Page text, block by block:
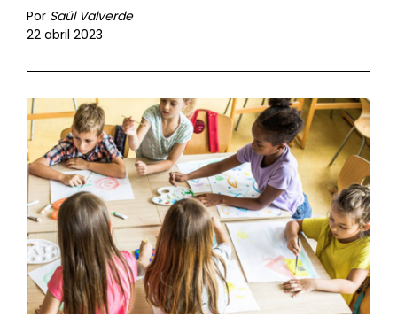
Por Saúl Valverde
22 abril 2023